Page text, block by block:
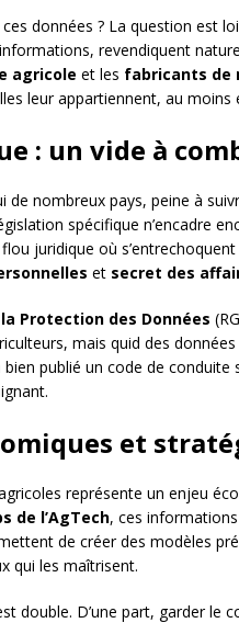
données ? La question est
revendiquent
agricole et les fabricants de
leur appartiennent, au moins
: un vide à
de nombreux pays, peine à
spécifique n’encadre
juridique où s’entrechoquent
et secret des
Protection des Données
mais quid des
bien publié un code de conduite
et
représente un enjeu
de l’AgTech, ces
de créer des modèles
qui les maîtrisent.
double. D’une part, garder le